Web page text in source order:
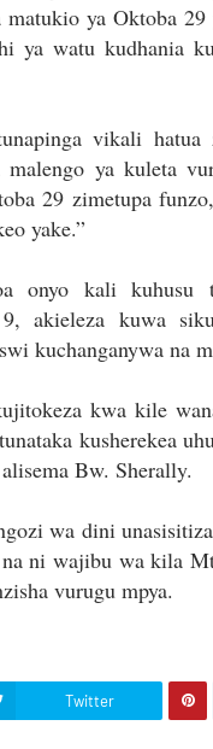
ya Oktoba
ya watu kudhania
vikali
malengo ya kuleta
29 zimetupa
yake.”
onyo kali kuhusu
9, akieleza kuwa
kuchanganywa na
kwa kile
kusherekea
Bw. Sherally.
wa dini
ni wajibu wa kila
vurugu mpya.
Twitter